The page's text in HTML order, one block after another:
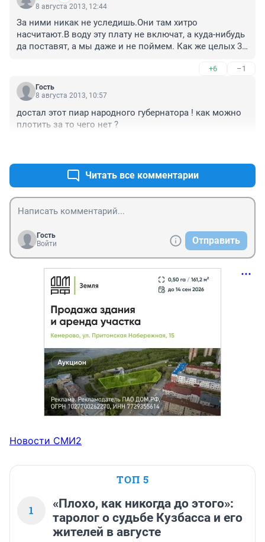
8 августа 2013, 12:44
За ними никак не уследишь.Они там хитро
насчитают.В воду эту плату не включат, а куда-нибудь
да поставят, а мы даже и не поймем. Как же целых 3
+6 –1
Гость
8 августа 2013, 10:57
достал этот пиар народного губернатора ! как можно
плотить за то чего нет ?
Читать все комментарии
Гость
Войти
Отправить
Новости СМИ2
ТОП 5
1
«Плохо, как никогда до этого»:
таролог о судьбе Кузбасса и его
жителей в августе